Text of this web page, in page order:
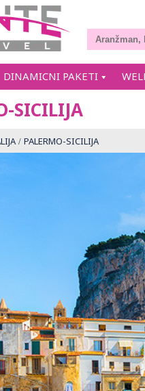
DINAMICNI PAKETI
SICILIJA
PALERMO-SICILIJA